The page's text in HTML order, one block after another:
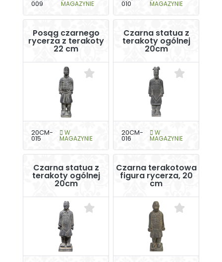
009 MAGAZYNIE 010 MAGAZYNIE
Posąg czarnego
rycerza z terakoty
22 cm
20CM-
015
W
MAGAZYNIE
Czarna statua z
terakoty ogólnej
20cm
20CM-
016
W
MAGAZYNIE
Czarna statua z
terakoty ogólnej
20cm
Czarna terakotowa
figura rycerza, 20
cm